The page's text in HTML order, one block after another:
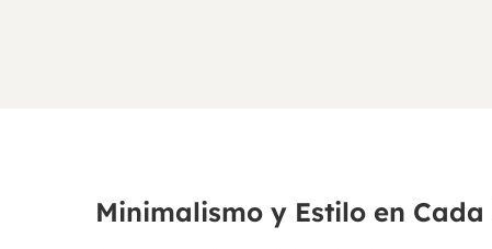
Minimalismo y Estilo en